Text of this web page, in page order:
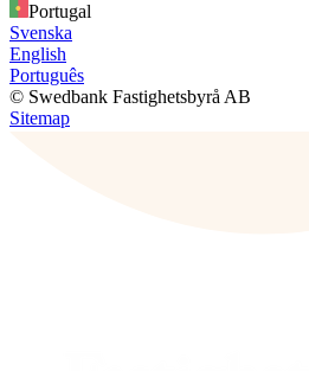
Portugal
Svenska
English
Português
© Swedbank Fastighetsbyrå AB
Sitemap